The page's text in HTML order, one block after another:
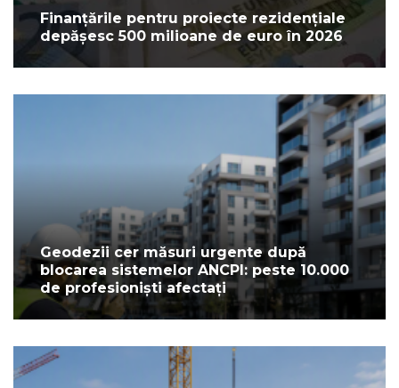
Finanțările pentru proiecte rezidențiale
depășesc 500 milioane de euro în 2026
Geodezii cer măsuri urgente după
blocarea sistemelor ANCPI: peste 10.000
de profesioniști afectați